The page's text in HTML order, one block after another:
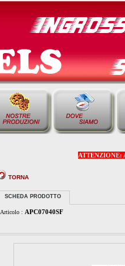
ATTENZIONE:
TORNA
SCHEDA PRODOTTO
Articolo : APC07040SF